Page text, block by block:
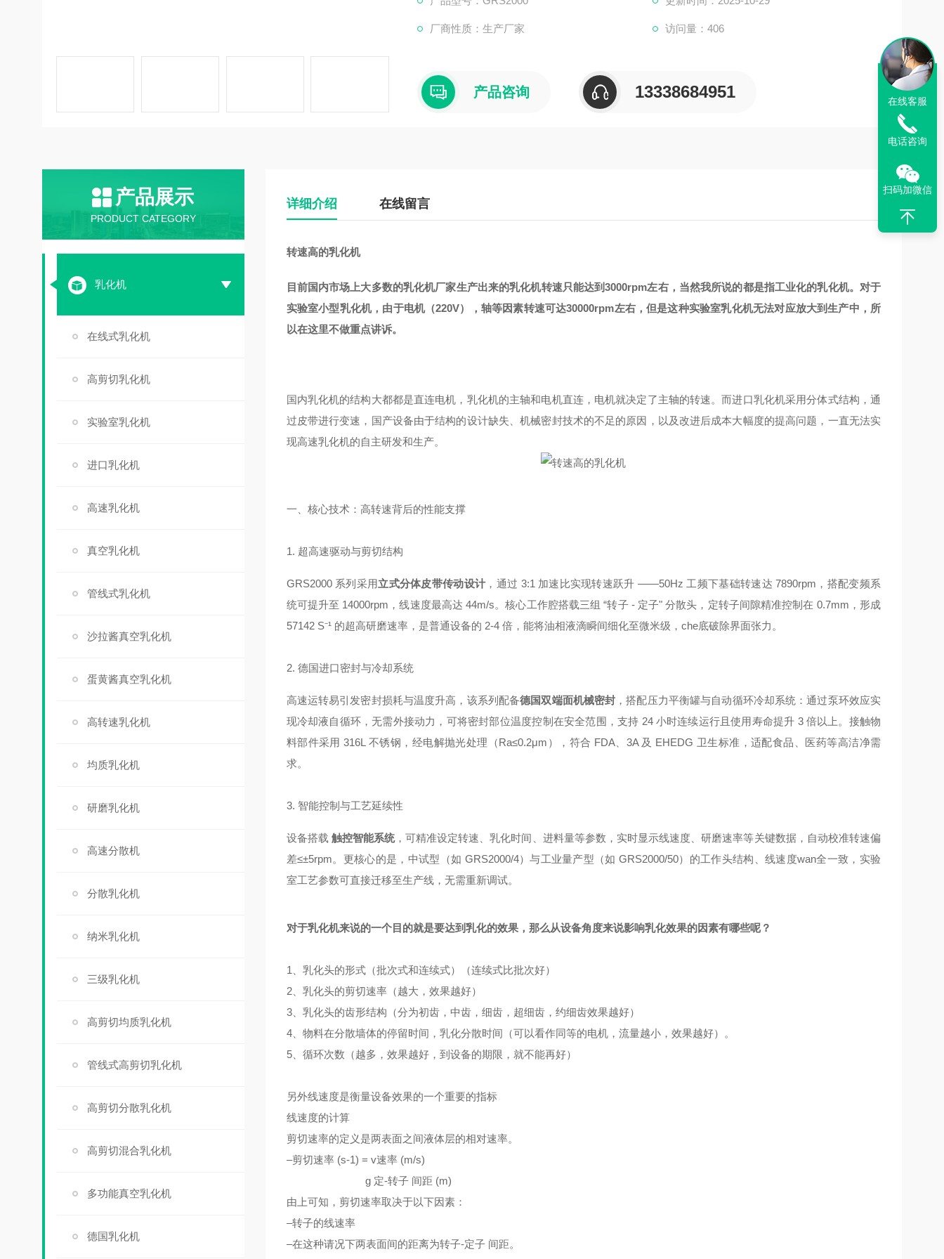
厂商性质：生产厂家 访问量：406
产品咨询 13338684951
产品展示
PRODUCT CATEGORY
乳化机
在线式乳化机
高剪切乳化机
实验室乳化机
进口乳化机
高速乳化机
真空乳化机
管线式乳化机
沙拉酱真空乳化机
蛋黄酱真空乳化机
高转速乳化机
均质乳化机
研磨乳化机
高速分散机
分散乳化机
纳米乳化机
三级乳化机
高剪切均质乳化机
管线式高剪切乳化机
高剪切分散乳化机
高剪切混合乳化机
多功能真空乳化机
德国乳化机
详细介绍 在线留言
转速高的乳化机
目前国内市场上大多数的乳化机厂家生产出来的乳化机转速只能达到3000rpm左右，当然我所说的都是指工业化的乳化机。对于
实验室小型乳化机，由于电机（220V），轴等因素转速可达30000rpm左右，但是这种实验室乳化机无法对应放大到生产中，所
以在这里不做重点讲诉。
国内乳化机的结构大都都是直连电机，乳化机的主轴和电机直连，电机就决定了主轴的转速。而进口乳化机采用分体式结构，通
过皮带进行变速，国产设备由于结构的设计缺失、机械密封技术的不足的原因，以及改进后成本大幅度的提高问题，一直无法实
现高速乳化机的自主研发和生产。
一、核心技术：高转速背后的性能支撑
1. 超高速驱动与剪切结构
GRS2000 系列采用立式分体皮带传动设计 ，通过 3:1 加速比实现转速跃升 ——50Hz 工频下基础转速达 7890rpm，搭配变频系
统可提升至 14000rpm，线速度最高达 44m/s。核心工作腔搭载三组 “转子 - 定子" 分散头，定转子间隙精准控制在 0.7mm，形成
57142 S⁻¹ 的超高研磨速率，是普通设备的 2-4 倍，能将油相液滴瞬间细化至微米级，che底破除界面张力。
2. 德国进口密封与冷却系统
高速运转易引发密封损耗与温度升高，该系列配备德国双端面机械密封 ，搭配压力平衡罐与自动循环冷却系统：通过泵环效应实
现冷却液自循环，无需外接动力，可将密封部位温度控制在安全范围，支持 24 小时连续运行且使用寿命提升 3 倍以上。接触物
料部件采用 316L 不锈钢，经电解抛光处理（Ra≤0.2μm），符合 FDA、3A 及 EHEDG 卫生标准，适配食品、医药等高洁净需
求。
3. 智能控制与工艺延续性
设备搭载 触控智能系统，可精准设定转速、乳化时间、进料量等参数，实时显示线速度、研磨速率等关键数据，自动校准转速偏
差≤±5rpm。更核心的是，中试型（如 GRS2000/4）与工业量产型（如 GRS2000/50）的工作头结构、线速度wan全一致，实验
室工艺参数可直接迁移至生产线，无需重新调试。
对于乳化机来说的一个目的就是要达到乳化的效果，那么从设备角度来说影响乳化效果的因素有哪些呢？
1、乳化头的形式（批次式和连续式）（连续式比批次好）
2、乳化头的剪切速率（越大，效果越好）
3、乳化头的齿形结构（分为初齿，中齿，细齿，超细齿，约细齿效果越好）
4、物料在分散墙体的停留时间，乳化分散时间（可以看作同等的电机，流量越小，效果越好）。
5、循环次数（越多，效果越好，到设备的期限，就不能再好）
另外线速度是衡量设备效果的一个重要的指标
线速度的计算
剪切速率的定义是两表面之间液体层的相对速率。
–剪切速率 (s-1) = v速率 (m/s)
g 定-转子 间距 (m)
由上可知，剪切速率取决于以下因素：
–转子的线速率
–在这种请况下两表面间的距离为转子-定子 间距。
在线客服
电话咨询
扫码加微信